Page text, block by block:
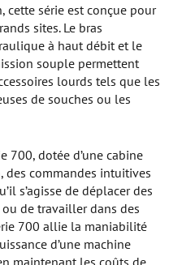
cette série est conçue pour
sites. Le bras
à haut débit et le
souple permettent
lourds tels que les
de souches ou les
700, dotée d’une cabine
des commandes intuitives
s’agisse de déplacer des
de travailler dans des
700 allie la maniabilité
d’une machine
maintenant les coûts de